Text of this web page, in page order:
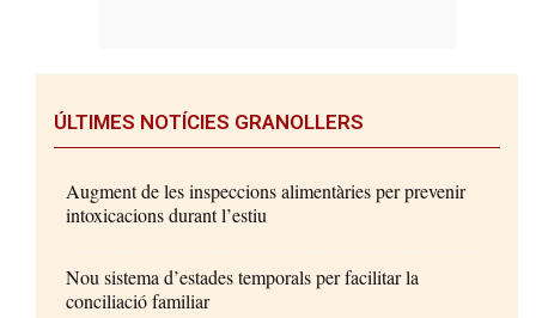
ÚLTIMES NOTÍCIES GRANOLLERS
Augment de les inspeccions alimentàries per prevenir
intoxicacions durant l’estiu
Nou sistema d’estades temporals per facilitar la
conciliació familiar